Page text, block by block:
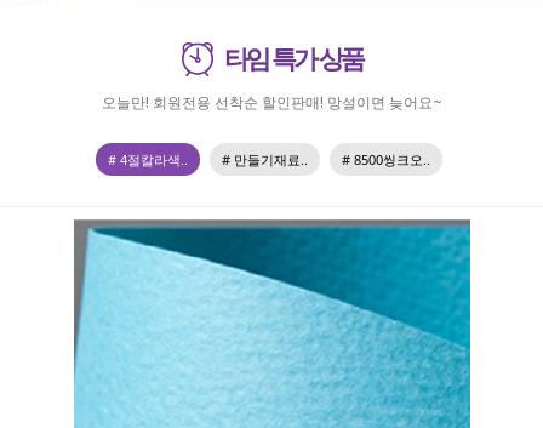
타임 특가 상품
오늘만! 회원전용 선착순 할인판매! 망설이면 늦어요~
# 4절칼라색.. # 만들기재료.. # 8500씽크오..